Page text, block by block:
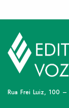
Rua Frei Luiz, 100